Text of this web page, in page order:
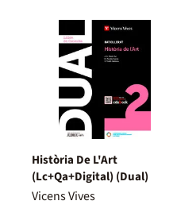
Història De L'Art
(Lc+Qa+Digital) (Dual)
Vicens Vives